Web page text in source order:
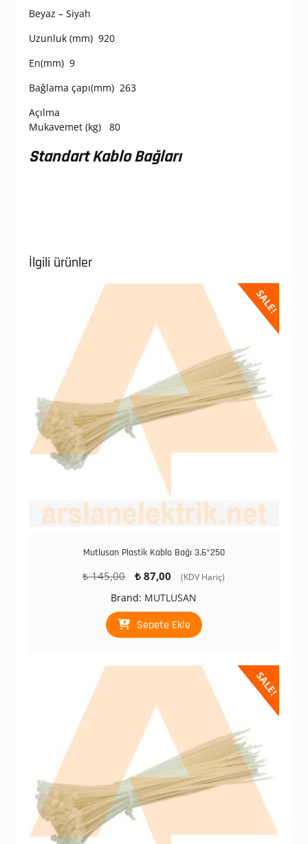
Beyaz – Siyah
Uzunluk (mm) 920
En(mm) 9
Bağlama çapı(mm) 263
Açılma
Mukavemet (kg) 80
Standart Kablo Bağları
İlgili ürünler
SALE!
Mutlusan Plastik Kablo Bağı 3,6*250
₺145,00
Orijinal
₺ 145,00.
₺ 87,00
Şu
fiyat:
₺ 87,00.
(KDV Hariç)
Brand: MUTLUSAN
Sepete Ekle
SALE!